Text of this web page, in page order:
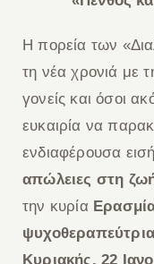
Η πορεία των
τη νέα χρονιά με
γονείς και όσοι
ευκαιρία να
ενδιαφέρουσα
απώλειες στη
την κυρία
Κυριακής, 22